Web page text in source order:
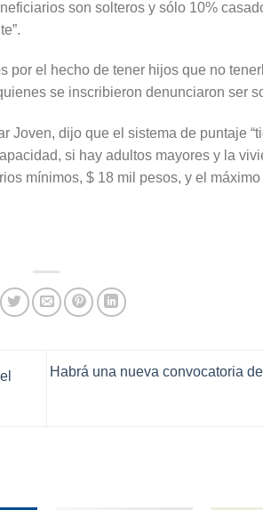
son solteros y sólo 10%
por el hecho de tener hijos que no
se inscribieron denunciaron ser
Joven, dijo que el sistema de puntaje
si hay adultos mayores y la
mínimos, $ 18 mil pesos, y el
Habrá una nueva convocatoria